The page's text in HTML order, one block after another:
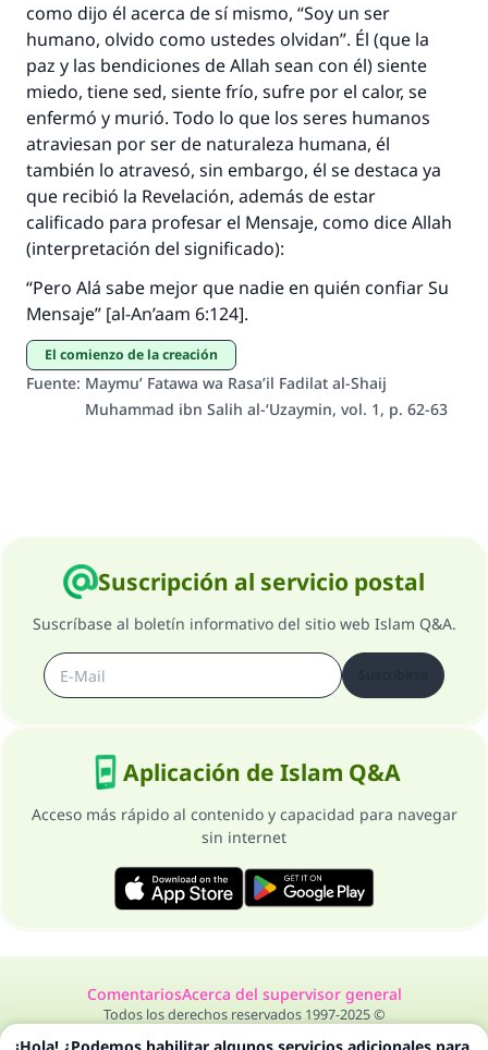
como dijo él acerca de sí mismo, “Soy un ser
humano, olvido como ustedes olvidan”. Él (que la
paz y las bendiciones de Allah sean con él) siente
miedo, tiene sed, siente frío, sufre por el calor, se
enfermó y murió. Todo lo que los seres humanos
atraviesan por ser de naturaleza humana, él
también lo atravesó, sin embargo, él se destaca ya
que recibió la Revelación, además de estar
calificado para profesar el Mensaje, como dice Allah
(interpretación del significado):
“Pero Alá sabe mejor que nadie en quién confiar Su
Mensaje” [al-An’aam 6:124].
El comienzo de la creación
Fuente: Maymu’ Fatawa wa Rasa’il Fadilat al-Shaij
Muhammad ibn Salih al-‘Uzaymin, vol. 1, p. 62-63
Suscripción al servicio postal
Suscríbase al boletín informativo del sitio web Islam Q&A.
Aplicación de Islam Q&A
Acceso más rápido al contenido y capacidad para navegar
sin internet
ComentariosAcerca del supervisor general
Todos los derechos reservados 1997-2025 ©
Contribuir